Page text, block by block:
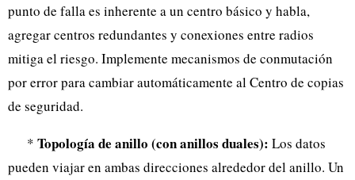
punto de falla es inherente a un centro básico y habla,
agregar centros redundantes y conexiones entre radios
mitiga el riesgo. Implemente mecanismos de conmutación
por error para cambiar automáticamente al Centro de copias
de seguridad.
* Topología de anillo (con anillos duales): Los datos
pueden viajar en ambas direcciones alrededor del anillo. Un